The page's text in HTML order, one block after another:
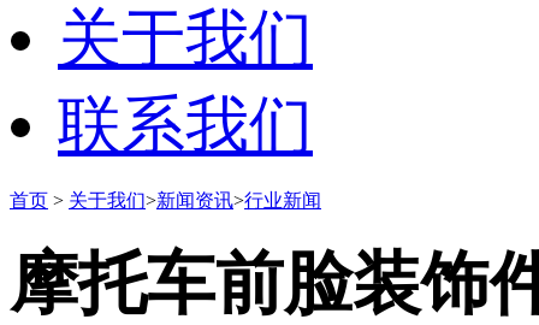
关于我们
联系我们
首页 > 关于我们>新闻资讯>行业新闻
摩托车前脸装饰